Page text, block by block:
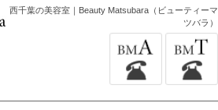
西千葉の美容室｜Beauty Matsubara（ビューティーマ
ツバラ）